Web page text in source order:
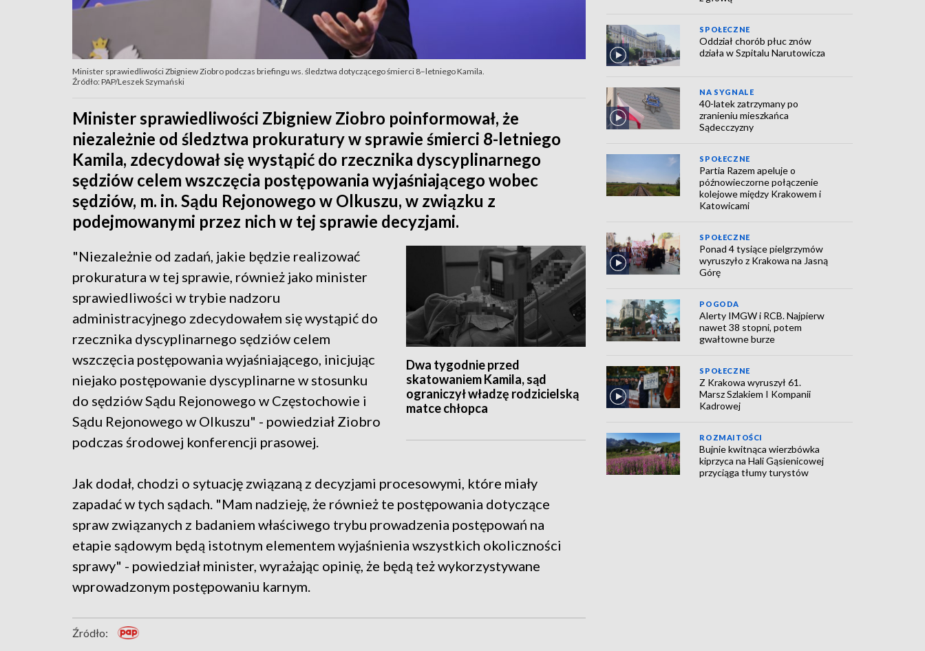
Minister sprawiedliwości Zbigniew Ziobro podczas briefingu ws. śledztwa dotyczącego śmierci 8–letniego Kamila.
Źródło: PAP/Leszek Szymański
Minister sprawiedliwości Zbigniew Ziobro poinformował, że
niezależnie od śledztwa prokuratury w sprawie śmierci 8-letniego
Kamila, zdecydował się wystąpić do rzecznika dyscyplinarnego
sędziów celem wszczęcia postępowania wyjaśniającego wobec
sędziów, m. in. Sądu Rejonowego w Olkuszu, w związku z
podejmowanymi przez nich w tej sprawie decyzjami.
Dwa tygodnie przed
skatowaniem Kamila, sąd
ograniczył władzę rodzicielską
matce chłopca
"Niezależnie od zadań, jakie będzie realizować
prokuratura w tej sprawie, również jako minister
sprawiedliwości w trybie nadzoru
administracyjnego zdecydowałem się wystąpić do
rzecznika dyscyplinarnego sędziów celem
wszczęcia postępowania wyjaśniającego, inicjując
niejako postępowanie dyscyplinarne w stosunku
do sędziów Sądu Rejonowego w Częstochowie i
Sądu Rejonowego w Olkuszu" - powiedział Ziobro
podczas środowej konferencji prasowej.
Jak dodał, chodzi o sytuację związaną z decyzjami procesowymi, które miały
zapadać w tych sądach. "Mam nadzieję, że również te postępowania dotyczące
spraw związanych z badaniem właściwego trybu prowadzenia postępowań na
etapie sądowym będą istotnym elementem wyjaśnienia wszystkich okoliczności
sprawy" - powiedział minister, wyrażając opinię, że będą też wykorzystywane
wprowadzonym postępowaniu karnym.
Źródło:
SPOŁECZNE
Oddział chorób płuc znów
działa w Szpitalu Narutowicza
NA SYGNALE
40-latek zatrzymany po
zranieniu mieszkańca
Sądecczyzny
SPOŁECZNE
Partia Razem apeluje o
późnowieczorne połączenie
kolejowe między Krakowem i
Katowicami
SPOŁECZNE
Ponad 4 tysiące pielgrzymów
wyruszyło z Krakowa na Jasną
Górę
POGODA
Alerty IMGW i RCB. Najpierw
nawet 38 stopni, potem
gwałtowne burze
SPOŁECZNE
Z Krakowa wyruszył 61.
Marsz Szlakiem I Kompanii
Kadrowej
ROZMAITOŚCI
Bujnie kwitnąca wierzbówka
kiprzyca na Hali Gąsienicowej
przyciąga tłumy turystów